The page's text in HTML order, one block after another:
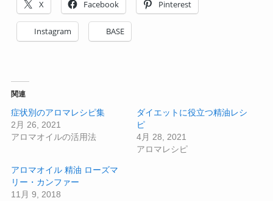
X Facebook Pinterest
Instagram BASE
関連
症状別のアロマレシピ集
2月 26, 2021
アロマオイルの活用法
ダイエットに役立つ精油レシ
ピ
4月 28, 2021
アロマレシピ
アロマオイル 精油 ローズマ
リー・カンファー
11月 9, 2018